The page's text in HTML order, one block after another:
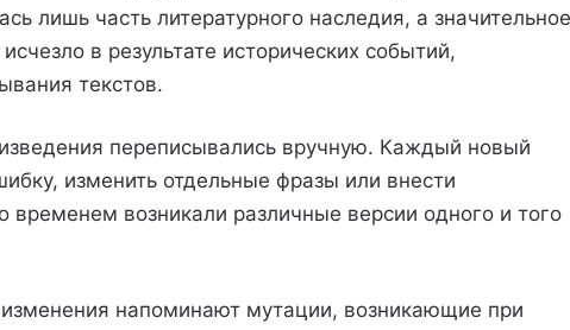
лишь часть литературного наследия, а значительное
в результате исторических событий,
текстов.
переписывались вручную. Каждый новый
изменить отдельные фразы или внести
временем возникали различные версии одного и того
напоминают мутации, возникающие при